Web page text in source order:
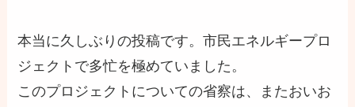
本当に久しぶりの投稿です。市民エネルギープロ
ジェクトで多忙を極めていました。
このプロジェクトについての省察は、またおいお